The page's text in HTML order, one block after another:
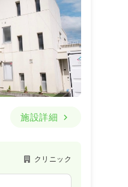
施設詳細
クリニック